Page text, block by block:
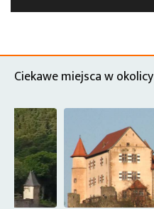
Ciekawe miejsca w okolicy